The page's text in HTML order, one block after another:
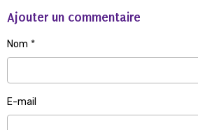
Ajouter un commentaire
Nom
E-mail